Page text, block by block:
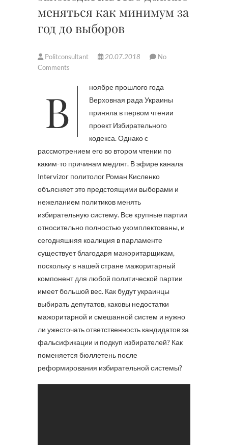
меняться как минимум за
год до выборов
Politconsultant 20.07.2018
No
Comments
В ноябре прошлого года
Верховная рада Украины
приняла в первом чтении
проект Избирательного
кодекса. Однако с
рассмотрением его во втором чтении по
каким-то причинам медлят. В эфире канала
Intervizor политолог Роман Кисленко
объясняет это предстоящими выборами и
нежеланием политиков менять
избирательную систему. Все крупные партии
относительно полностью укомплектованы, и
сегодняшняя коалиция в парламенте
существует благодаря мажоритарщикам,
поскольку в нашей стране мажоритарный
компонент для любой политической партии
имеет большой вес. Как будут украинцы
выбирать депутатов, каковы недостатки
мажоритарной и смешанной систем и нужно
ли ужесточать ответственность кандидатов за
фальсификации и подкуп избирателей? Как
поменяется бюллетень после
реформирования избирательной системы?